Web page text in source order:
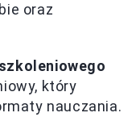
oraz
który
nauczania.